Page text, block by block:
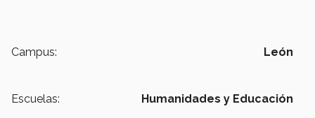
Campus: León
Escuelas: Humanidades y Educación